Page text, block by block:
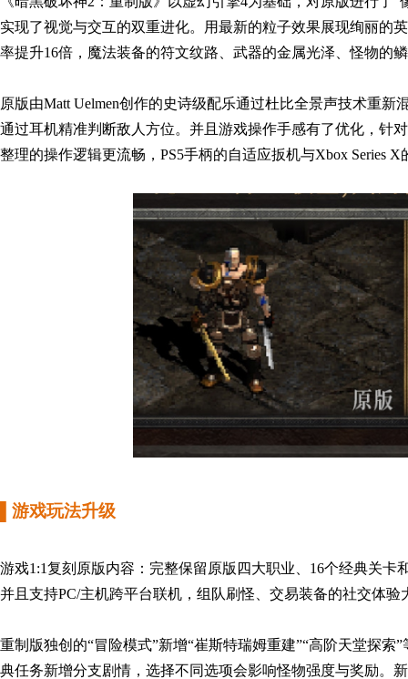
实现了视觉与交互的双重进化。
用最新的粒子效果展现绚丽的
率提升16倍，魔法装备的符文纹路、武器的金属光泽、怪物的
原版由Matt Uelmen创作的史诗级配乐通过杜比全景声技术重
通过耳机精准判断敌人方位。 并且游戏操作手感有了优化 ， 针
整理的操作逻辑更流畅 ， PS5手柄的自适应扳机与Xbox Series
游戏玩法升级
游戏1:1复刻原版内容：完整保留原版四大职业、16个经典关卡
并且 支持PC/主机跨平台联机，组队刷怪、交易装备的社交体
重制版独创的“冒险模式”新增“崔斯特瑞姆重建”“高阶天堂探
典任务新增分支剧情，选择不同选项会影响怪物强度与奖励。